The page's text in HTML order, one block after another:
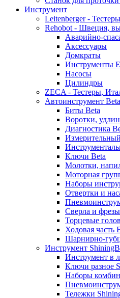
Инструмент
Leitenberger -
Rehobot - Швеция,
Аварийно-
Аксессуары
Домкраты
Инструменты
Насосы
Цилиндры
ZECA - Тестеры,
Автоинструмент
Биты Beta
Воротки,
Диагностика
Ключи Beta
Молотки,
Моторная
Наборы
Отвертки и
Сверла и
Торцевые
Ходовая часть
Шарнирно-
Инструмент
Инструмент в
Ключи разное
Наборы
Тележки